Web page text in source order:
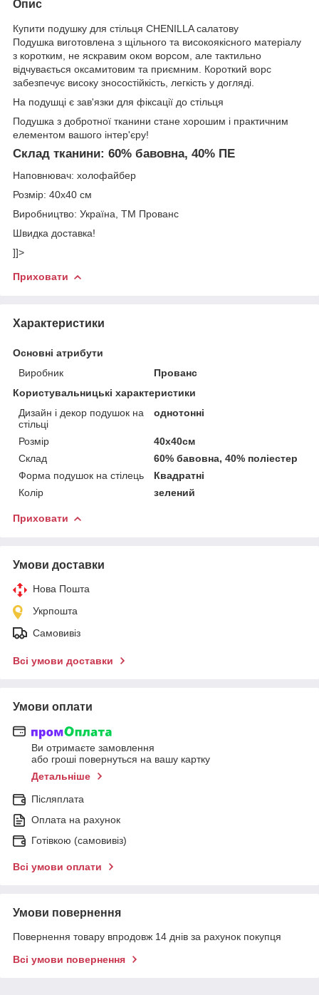
Опис
Купити подушку для стільця CHENILLA салатову
Подушка виготовлена з щільного та високоякісного матеріалу
з коротким, не яскравим оком ворсом, але тактильно
відчувається оксамитовим та приємним. Короткий ворс
забезпечує високу зносостійкість, легкість у догляді.
На подушці є зав'язки для фіксації до стільця
Подушка з добротної тканини стане хорошим і практичним
елементом вашого інтер'єру!
Склад тканини: 60% бавовна, 40% ПЕ
Наповнювач: холофайбер
Розмір: 40х40 см
Виробництво: Україна, ТМ Прованс
Швидка доставка!
]]>
Приховати
Характеристики
Основні атрибути
Виробник
Прованс
Користувальницькі характеристики
Дизайн і декор подушок на
стільці
однотонні
Розмір
40х40см
Склад
60% бавовна, 40% поліестер
Форма подушок на стілець
Квадратні
Колір
зелений
Приховати
Умови доставки
Нова Пошта
Укрпошта
Самовивіз
Всі умови доставки
Умови оплати
Ви отримаєте замовлення
або гроші повернуться на вашу картку
Детальніше
Післяплата
Оплата на рахунок
Готівкою (самовивіз)
Всі умови оплати
Умови повернення
Повернення товару впродовж 14 днів за рахунок покупця
Всі умови повернення